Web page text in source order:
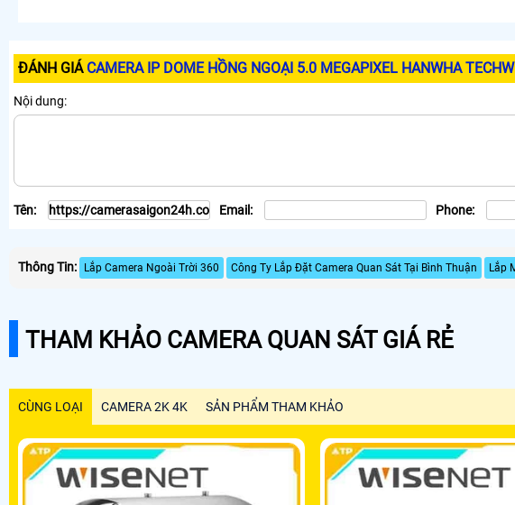
ĐÁNH GIÁ CAMERA IP DOME HỒNG NGOẠI 5.0 MEGAPIXEL HANWHA
Nội dung:
Tên: Email: Phone:
Thông Tin: Lắp Camera Ngoài Trời 360 Công Ty Lắp Đặt Camera Quan Sát Tại Bình Thuận Lắp
THAM KHẢO CAMERA QUAN SÁT GIÁ RẺ
CÙNG LOẠI CAMERA 2K 4K SẢN PHẨM THAM KHẢO